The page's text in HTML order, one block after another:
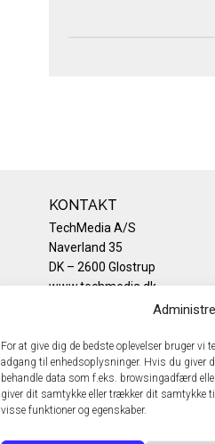
For at give dig de bedste oplevelser bruger vi
adgang til enhedsoplysninger. Hvis du giver
behandle data som f.eks. browsingadfærd
giver dit samtykke eller trækker dit samtykke
visse funktioner og egenskaber.
KONTAKT
TechMedia A/S
Naverland 35
DK – 2600 Glostrup
www.techmedia.dk
Telefon: +45 43 24 26 28
Privatlivspolitik
Cookiepolitik